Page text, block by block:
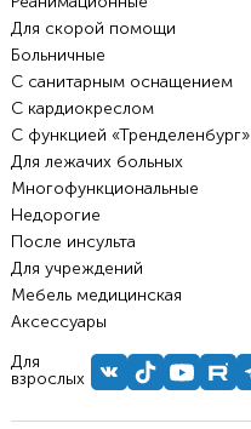
Для скорой помощи
Больничные
С санитарным оснащением
С кардиокреслом
С функцией «Тренделенбург»
Для лежачих больных
Многофункциональные
Недорогие
После инсульта
Для учреждений
Мебель медицинская
Аксессуары
Для
взрослых